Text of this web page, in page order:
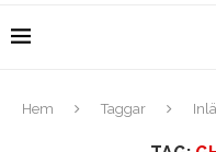
Hem Taggar